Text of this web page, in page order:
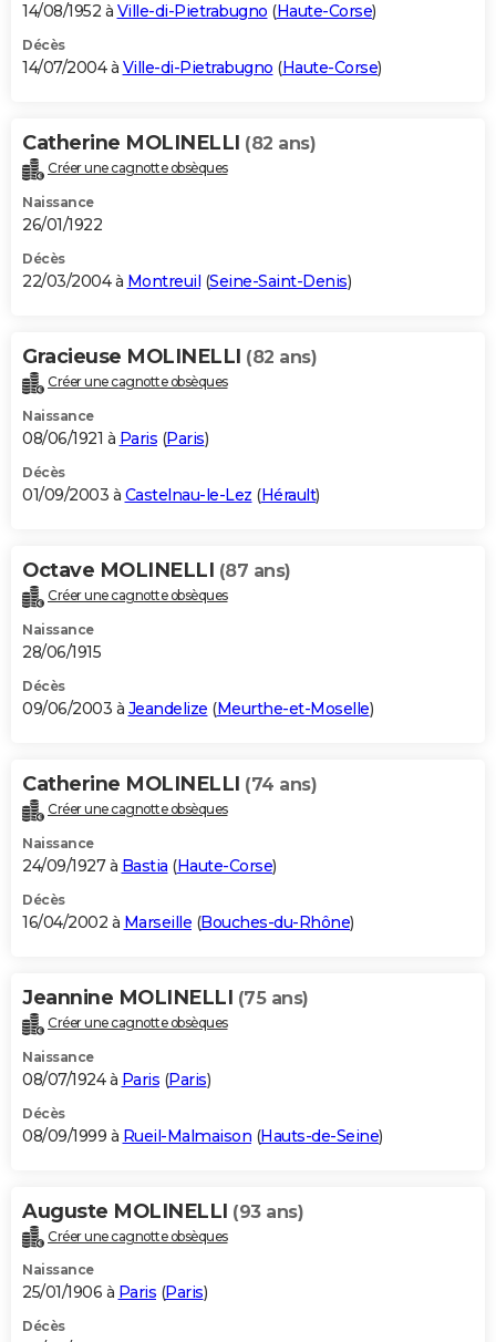
14/08/1952 à Ville-di-Pietrabugno (Haute-Corse)
Décès
14/07/2004 à Ville-di-Pietrabugno (Haute-Corse)
Catherine MOLINELLI (82 ans)
Créer une cagnotte obsèques
Naissance
26/01/1922
Décès
22/03/2004 à Montreuil (Seine-Saint-Denis)
Gracieuse MOLINELLI (82 ans)
Créer une cagnotte obsèques
Naissance
08/06/1921 à Paris (Paris)
Décès
01/09/2003 à Castelnau-le-Lez (Hérault)
Octave MOLINELLI (87 ans)
Créer une cagnotte obsèques
Naissance
28/06/1915
Décès
09/06/2003 à Jeandelize (Meurthe-et-Moselle)
Catherine MOLINELLI (74 ans)
Créer une cagnotte obsèques
Naissance
24/09/1927 à Bastia (Haute-Corse)
Décès
16/04/2002 à Marseille (Bouches-du-Rhône)
Jeannine MOLINELLI (75 ans)
Créer une cagnotte obsèques
Naissance
08/07/1924 à Paris (Paris)
Décès
08/09/1999 à Rueil-Malmaison (Hauts-de-Seine)
Auguste MOLINELLI (93 ans)
Créer une cagnotte obsèques
Naissance
25/01/1906 à Paris (Paris)
Décès